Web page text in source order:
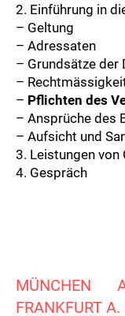
2. Einführung in
– Geltung
– Adressaten
– Grundsätze der
–
– Pflichten des
– Ansprüche des
– Aufsicht und
3. Leistungen von
4. Gespräch
MÜNCHEN
FRANKFURT A.